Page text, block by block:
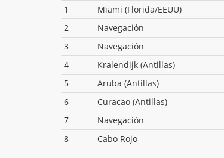
1
Miami (Florida/EEUU)
2
Navegación
3
Navegación
4
Kralendijk (Antillas)
5
Aruba (Antillas)
6
Curacao (Antillas)
7
Navegación
8
Cabo Rojo